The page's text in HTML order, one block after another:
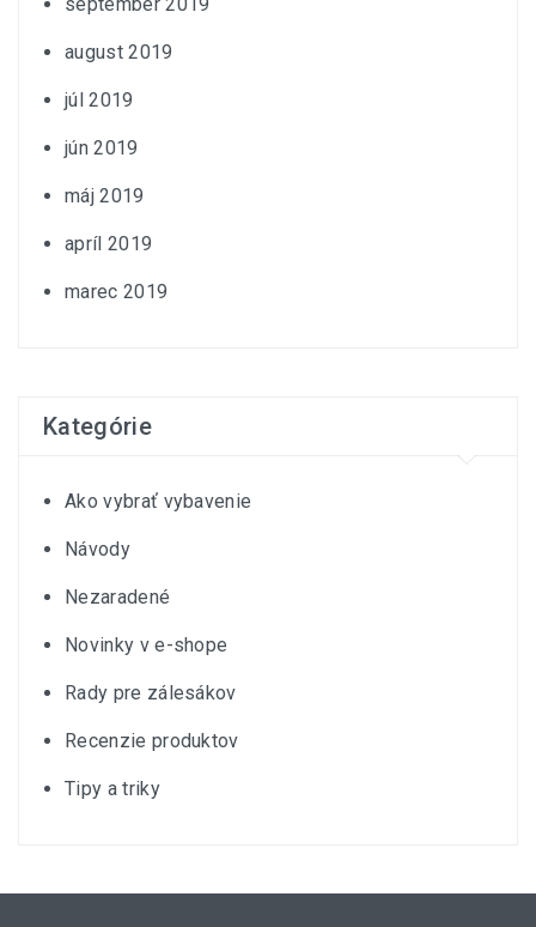
august 2019
júl 2019
jún 2019
máj 2019
apríl 2019
marec 2019
Kategórie
Ako vybrať vybavenie
Návody
Nezaradené
Novinky v e-shope
Rady pre zálesákov
Recenzie produktov
Tipy a triky